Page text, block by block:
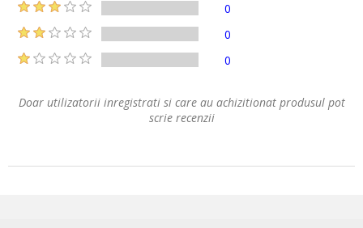
0
0
0
Doar utilizatorii inregistrati si care au achizitionat produsul pot
scrie recenzii